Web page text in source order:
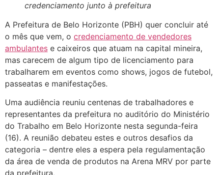
credenciamento junto à prefeitura
A Prefeitura de Belo Horizonte (PBH) quer concluir até
o mês que vem, o credenciamento de vendedores
ambulantes e caixeiros que atuam na capital mineira,
mas carecem de algum tipo de licenciamento para
trabalharem em eventos como shows, jogos de futebol,
passeatas e manifestações.
Uma audiência reuniu centenas de trabalhadores e
representantes da prefeitura no auditório do Ministério
do Trabalho em Belo Horizonte nesta segunda-feira
(16). A reunião debateu estes e outros desafios da
categoria – dentre eles a espera pela regulamentação
da área de venda de produtos na Arena MRV por parte